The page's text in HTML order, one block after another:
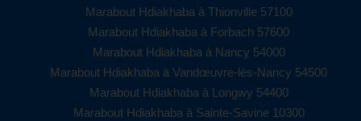
Marabout Hdiakhaba à Thionville 57100
Marabout Hdiakhaba à Forbach 57600
Marabout Hdiakhaba à Nancy 54000
Marabout Hdiakhaba à Vandœuvre-lès-Nancy 54500
Marabout Hdiakhaba à Longwy 54400
Marabout Hdiakhaba à Sainte-Savine 10300